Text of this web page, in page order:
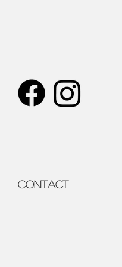
Contact